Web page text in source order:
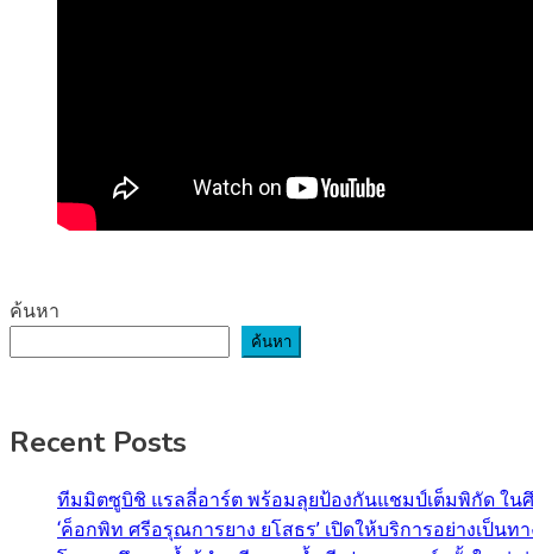
ค้นหา
ค้นหา
Recent Posts
ทีมมิตซูบิชิ แรลลี่อาร์ต พร้อมลุยป้องกันแชมป์เต็มพิกัด ใน
‘ค็อกพิท ศรีอรุณการยาง ยโสธร’ เปิดให้บริการอย่างเป็น